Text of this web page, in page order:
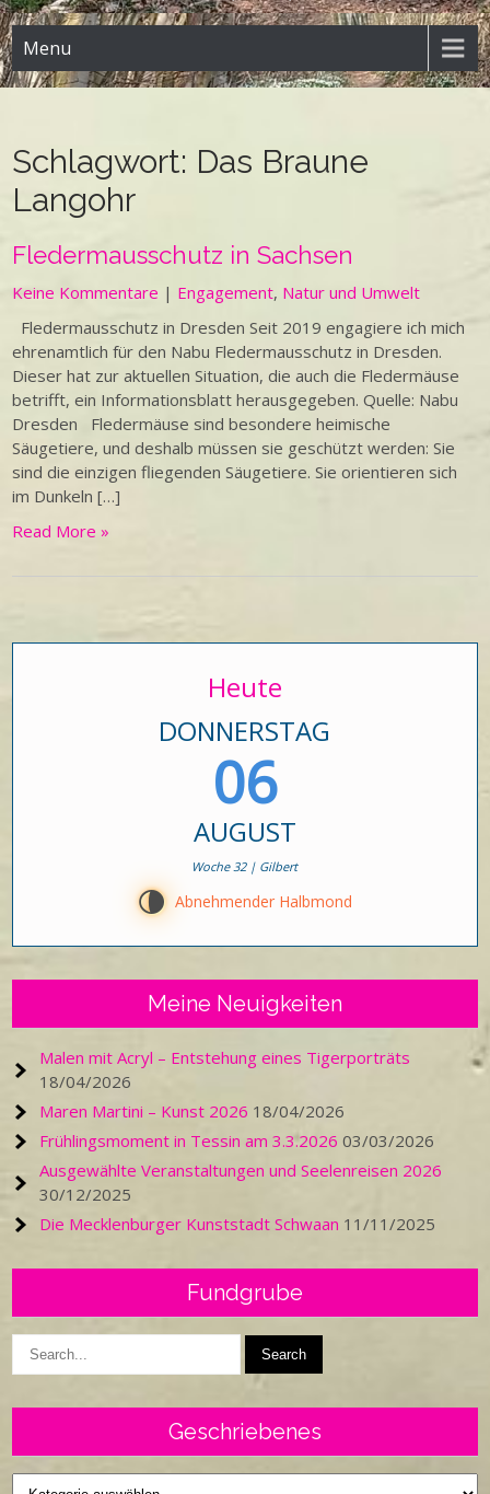
Menu
Schlagwort: Das Braune
Langohr
Fledermausschutz in Sachsen
Keine Kommentare | Engagement, Natur und Umwelt
Fledermausschutz in Dresden Seit 2019 engagiere ich mich
ehrenamtlich für den Nabu Fledermausschutz in Dresden.
Dieser hat zur aktuellen Situation, die auch die Fledermäuse
betrifft, ein Informationsblatt herausgegeben. Quelle: Nabu
Dresden Fledermäuse sind besondere heimische
Säugetiere, und deshalb müssen sie geschützt werden: Sie
sind die einzigen fliegenden Säugetiere. Sie orientieren sich
im Dunkeln […]
Read More »
Heute
DONNERSTAG
06
AUGUST
Woche 32 | Gilbert
U Abnehmender Halbmond
Meine Neuigkeiten
Malen mit Acryl – Entstehung eines Tigerporträts
18/04/2026
Maren Martini – Kunst 2026 18/04/2026
Frühlingsmoment in Tessin am 3.3.2026 03/03/2026
Ausgewählte Veranstaltungen und Seelenreisen 2026
30/12/2025
Die Mecklenburger Kunststadt Schwaan 11/11/2025
Fundgrube
Geschriebenes
Geschriebenes